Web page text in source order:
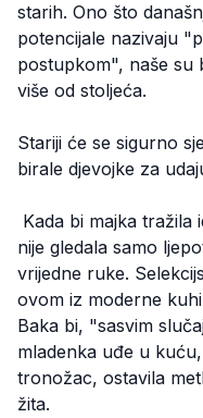
starih. Ono što
potencijale nazivaju
postupkom", naše su
više od stoljeća.
Stariji će se sigurno
birale djevojke za
Kada bi majka tražila
nije gledala samo
vrijedne ruke.
ovom iz moderne
Baka bi, "sasvim
mladenka uđe u
tronožac, ostavila
žita.